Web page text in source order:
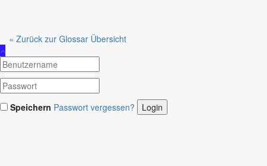
« Zurück zur Glossar Übersicht
Speichern Passwort vergessen?